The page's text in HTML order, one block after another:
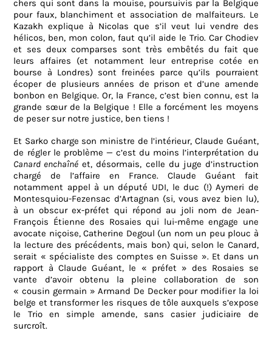
chers qui sont dans la mouise, poursuivis par la Belgique
pour faux, blanchiment et association de malfaiteurs. Le
Kazakh explique à Nicolas que s’il veut lui vendre des
hélicos, ben, mon colon, faut qu’il aide le Trio. Car Chodiev
et ses deux comparses sont très embêtés du fait que
leurs affaires (et notamment leur entreprise cotée en
bourse à Londres) sont freinées parce qu’ils pourraient
écoper de plusieurs années de prison et d’une amende
bonbon en Belgique. Or, la France, c’est bien connu, est la
grande sœur de la Belgique ! Elle a forcément les moyens
de peser sur notre justice, ben tiens !
Et Sarko charge son ministre de l’intérieur, Claude Guéant,
de régler le problème — c’est du moins l’interprétation du
Canard enchaîné et, désormais, celle du juge d’instruction
chargé de l’affaire en France. Claude Guéant fait
notamment appel à un député UDI, le duc (!) Aymeri de
Montesquiou-Fezensac d’Artagnan (si, vous avez bien lu),
à un obscur ex-préfet qui répond au joli nom de Jean-
François Étienne des Rosaies qui lui-même engage une
avocate niçoise, Catherine Degoul (un nom un peu plouc à
la lecture des précédents, mais bon) qui, selon le Canard,
serait « spécialiste des comptes en Suisse ». Et dans un
rapport à Claude Guéant, le « préfet » des Rosaies se
vante d’avoir obtenu la pleine collaboration de son
« cousin germain » Armand De Decker pour modifier la loi
belge et transformer les risques de tôle auxquels s’expose
le Trio en simple amende, sans casier judiciaire de
surcroît.